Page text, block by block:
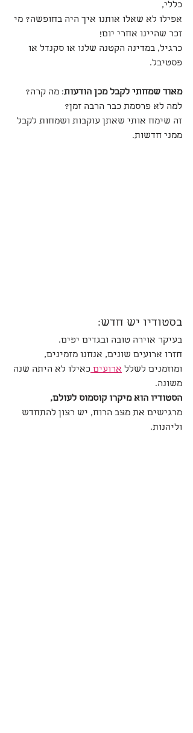
כללי,
אפילו לא שאלו אותנו איך היה בחופשה? מי
זכר שהיינו אחרי יום!
כרגיל, במדינה הקטנה שלנו או סקנדל או
פסטיבל.
מאוד שמחתי לקבל מכן הודעות: מה קרה?
למה לא פרסמת כבר הרבה זמן?
זה שימח אותי שאתן עוקבות ושמחות לקבל
ממני חדשות.
בסטודיו יש חדש:
בעיקר אוירה טובה ובגדים יפים.
חזרו ארועים שונים, אנחנו מזמינים,
ומוזמנים לשלל ארועים כאילו לא היתה שנה
משונה.
הסטודיו הוא מיקרו קוסמוס לעולם,
מרגישים את מצב הרוח, יש רצון להתחדש
וליהנות.